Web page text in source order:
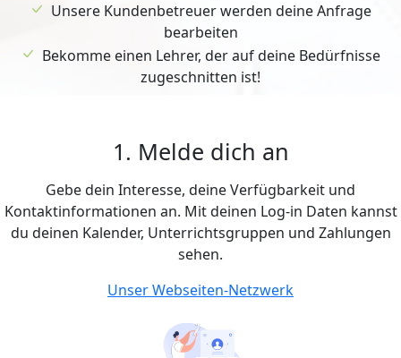
Unsere Kundenbetreuer werden deine Anfrage
bearbeiten
Bekomme einen Lehrer, der auf deine Bedürfnisse
zugeschnitten ist!
1. Melde dich an
Gebe dein Interesse, deine Verfügbarkeit und
Kontaktinformationen an. Mit deinen Log-in Daten kannst
du deinen Kalender, Unterrichtsgruppen und Zahlungen
sehen.
Unser Webseiten-Netzwerk